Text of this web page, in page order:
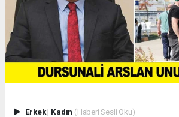
Erkek| Kadın (Haberi Sesli Oku)